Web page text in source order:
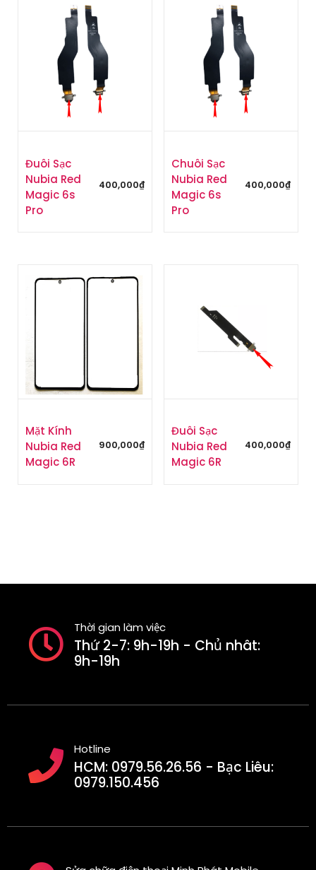
Đuôi Sạc
Nubia Red
Magic 6s
Pro
400,000₫
Chuôi Sạc
Nubia Red
Magic 6s
Pro
400,000₫
Mặt Kính
Nubia Red
Magic 6R
900,000₫
Đuôi Sạc
Nubia Red
Magic 6R
400,000₫
Thời gian làm việc
Thứ 2-7: 9h-19h - Chủ nhât:
9h-19h
Hotline
HCM: 0979.56.26.56 - Bạc Liêu:
0979.150.456